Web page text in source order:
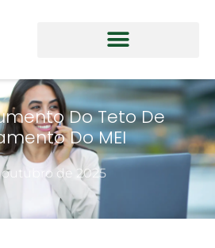
Do Teto De
Do MEI
de 2025